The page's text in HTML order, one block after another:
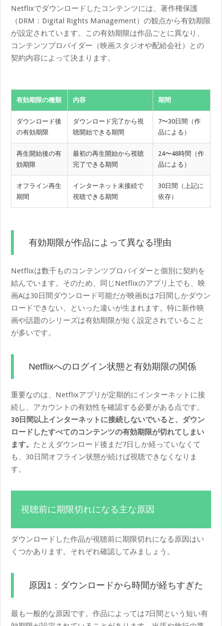
Netflixでダウンロードしたコンテンツには、著作権保護
（DRM：Digital Rights Management）の観点から有効期限
が設定されています。この有効期限は作品ごとに異なり、
コンテンツプロバイダー（映画スタジオや配給会社）との
契約内容によって決まります。
有効期限の種類 内容 期間
ダウンロード後
の有効期限
ダウンロード完了から視
聴開始できる期間
7〜30日間（作
品による）
再生開始後の有
効期限
最初の再生開始から視聴
完了できる期間
24〜48時間（作
品による）
オフライン再生
期間
インターネット未接続で
視聴できる期間
30日間（上記に
依存）
有効期限が作品によって異なる理由
Netflixは数千ものコンテンツプロバイダーと個別に契約を
結んでいます。そのため、同じNetflixのアプリ上でも、映
画Aは30日間ダウンロード可能だが映画Bは7日間しかダウン
ロードできない、といった違いが生まれます。特に新作映
画や話題のシリーズは有効期限が短く設定されていること
が多いです。
Netflixへのログイン状態と有効期限の関係
重要なのは、Netflixアプリが定期的にインターネットに接
続し、アカウントの有効性を確認する必要がある点です。
30日間以上インターネットに接続しないでいると、ダウン
ロードしたすべてのコンテンツの有効期限が切れてしまい
ます。 たとえダウンロード後まだ7日しか経っていなくて
も、30日間オフライン状態が続けば視聴できなくなりま
す。
視聴前に期限切れになる主な原因
ダウンロードした作品が視聴前に期限切れになる原因はい
くつかあります。それぞれ確認してみましょう。
原因1：ダウンロードから時間が経ちすぎた
最も一般的な原因です。作品によっては7日間という短い有